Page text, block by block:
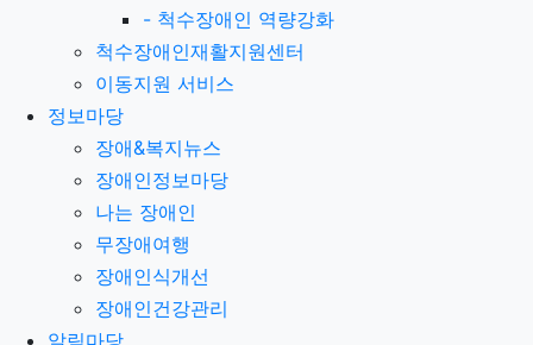
- 척수장애인 역량강화
척수장애인재활지원센터
이동지원 서비스
정보마당
장애&복지뉴스
장애인정보마당
나는 장애인
무장애여행
장애인식개선
장애인건강관리
알림마당